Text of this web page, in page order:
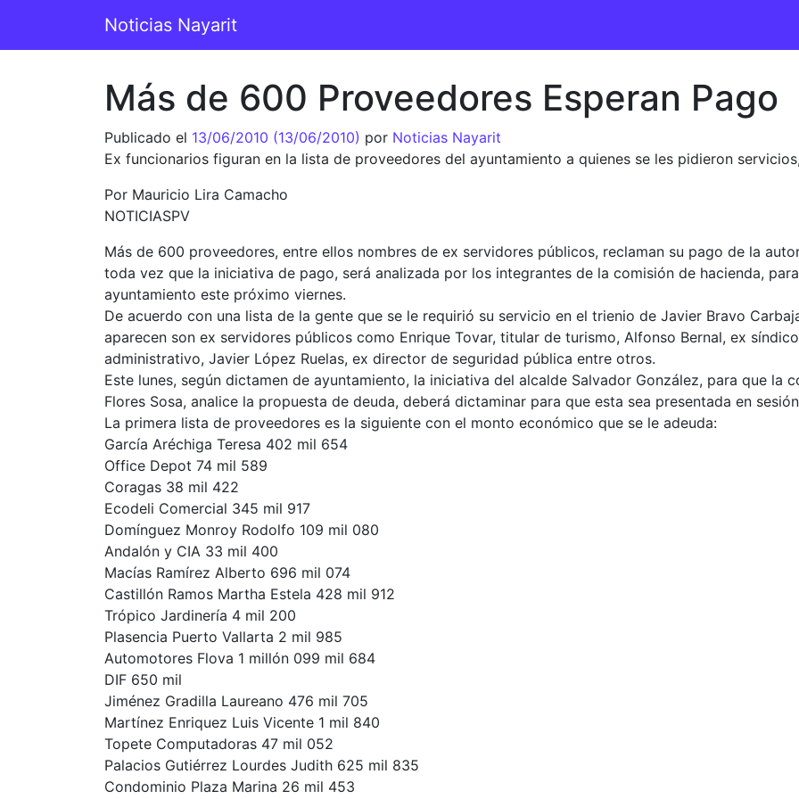
Navegación principal
Noticias Nayarit
Más de 600 Proveedores Esperan Pago
Publicado el 13/06/2010 (13/06/2010) por Noticias Nayarit
Ex funcionarios figuran en la lista de proveedores del ayuntamiento a quienes se les pidieron
Por Mauricio Lira Camacho
NOTICIASPV
Más de 600 proveedores, entre ellos nombres de ex servidores públicos, reclaman su pago de la
toda vez que la iniciativa de pago, será analizada por los integrantes de la comisión de hacienda,
ayuntamiento este próximo viernes.
De acuerdo con una lista de la gente que se le requirió su servicio en el trienio de Javier Bravo
aparecen son ex servidores públicos como Enrique Tovar, titular de turismo, Alfonso Bernal, ex
administrativo, Javier López Ruelas, ex director de seguridad pública entre otros.
Este lunes, según dictamen de ayuntamiento, la iniciativa del alcalde Salvador González, para que la
Flores Sosa, analice la propuesta de deuda, deberá dictaminar para que esta sea presentada en
La primera lista de proveedores es la siguiente con el monto económico que se le adeuda:
García Aréchiga Teresa 402 mil 654
Office Depot 74 mil 589
Coragas 38 mil 422
Ecodeli Comercial 345 mil 917
Domínguez Monroy Rodolfo 109 mil 080
Andalón y CIA 33 mil 400
Macías Ramírez Alberto 696 mil 074
Castillón Ramos Martha Estela 428 mil 912
Trópico Jardinería 4 mil 200
Plasencia Puerto Vallarta 2 mil 985
Automotores Flova 1 millón 099 mil 684
DIF 650 mil
Jiménez Gradilla Laureano 476 mil 705
Martínez Enriquez Luis Vicente 1 mil 840
Topete Computadoras 47 mil 052
Palacios Gutiérrez Lourdes Judith 625 mil 835
Condominio Plaza Marina 26 mil 453